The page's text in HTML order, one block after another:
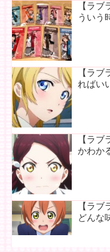
【ラ
ういう
【ラ
ればい
【ラ
かわか
【ラ
どんな